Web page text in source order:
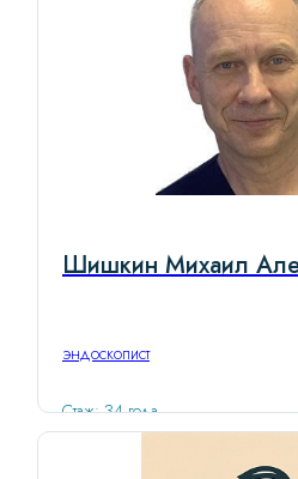
Шишкин Михаил
эндоскопист
Стаж: 34 года